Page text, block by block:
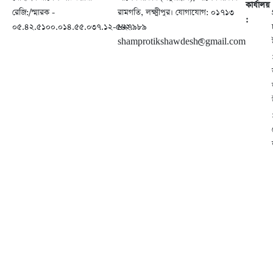
রেজি:/স্মারক -
০৫.৪২.৫১০০.০১৪.৫৫.০৩৭.১২-৫৬২
রামগতি, লক্ষ্মীপুর। যোগাযোগ: ০১৭১৩
৬২৭৯৮৯
shamprotikshawdesh@gmail.com
কার্যালয়
: